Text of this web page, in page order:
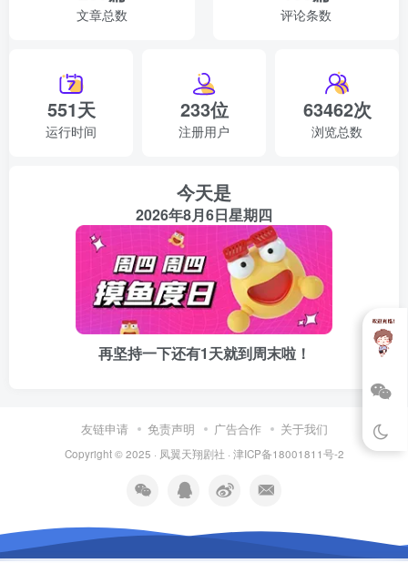
551天
运行时间
233位
注册用户
63462次
浏览总数
文章总数 评论条数
今天是
2026年8月6日星期四
再坚持一下还有1天就到周末啦！
友链申请 免责声明 广告合作 关于我们
Copyright © 2025 · 凤翼天翔剧社 · 津ICP备18001811号-2